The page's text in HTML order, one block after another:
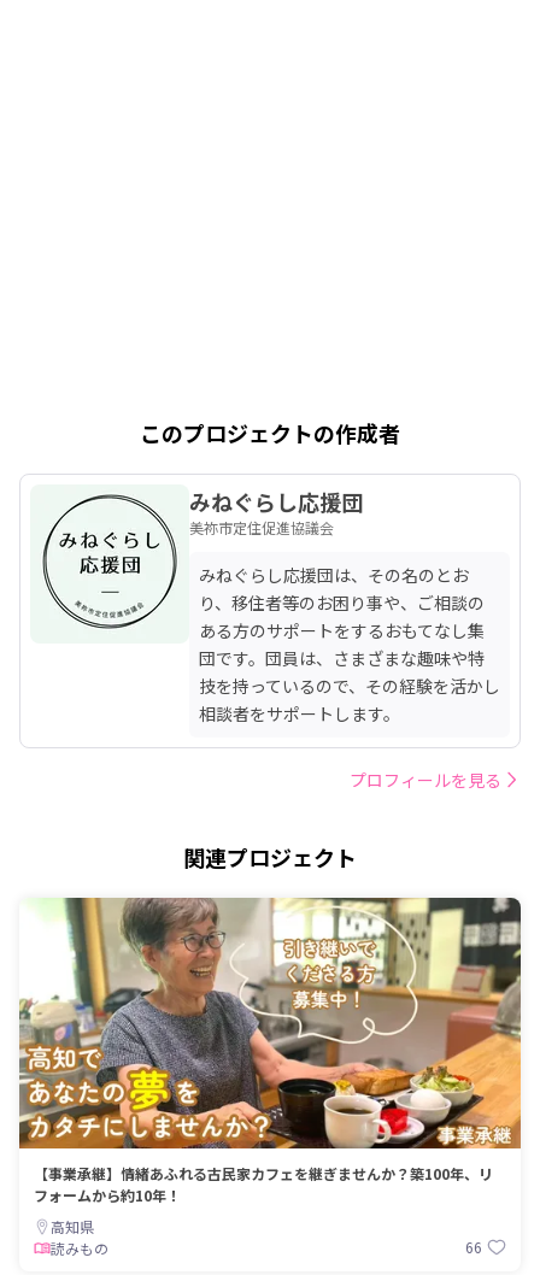
このプロジェクトの作成者
みねぐらし応援団
美祢市定住促進協議会
みねぐらし応援団は、その名のとお
り、移住者等のお困り事や、ご相談の
ある方のサポートをするおもてなし集
団です。団員は、さまざまな趣味や特
技を持っているので、その経験を活かし
相談者をサポートします。
プロフィールを見る
関連プロジェクト
【事業承継】情緒あふれる古民家カフェを継ぎませんか？築100年、リ
フォームから約10年！
高知県
読みもの
66